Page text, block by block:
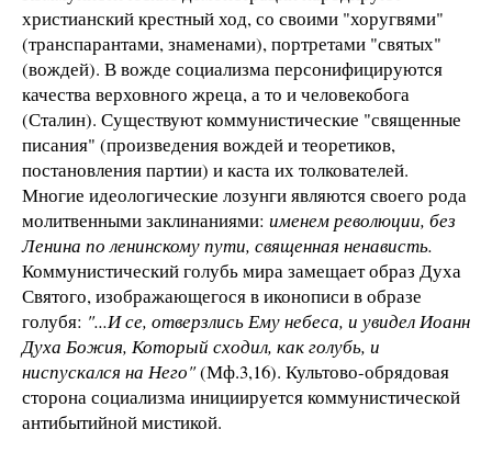
христианский крестный ход, со своими "хоругвями"
(транспарантами, знаменами), портретами "святых"
(вождей). В вожде социализма персонифицируются
качества верховного жреца, а то и человекобога
(Сталин). Существуют коммунистические "священные
писания" (произведения вождей и теоретиков,
постановления партии) и каста их толкователей.
Многие идеологические лозунги являются своего рода
молитвенными заклинаниями: именем революции, без
Ленина по ленинскому пути, священная ненависть.
Коммунистический голубь мира замещает образ Духа
Святого, изображающегося в иконописи в образе
голубя: "...И се, отверзлись Ему небеса, и увидел Иоанн
Духа Божия, Который сходил, как голубь, и
ниспускался на Него"(Мф.3,16). Культово-обрядовая
сторона социализма инициируется коммунистической
антибытийной мистикой.